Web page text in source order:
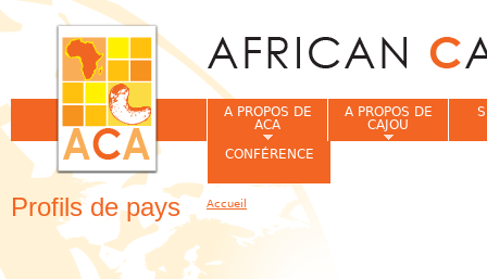
Profils de pays
A PROPOS DE
ACA
A PROPOS DE
CAJOU
CONFÉRENCE
Vous êtes ici
Accueil